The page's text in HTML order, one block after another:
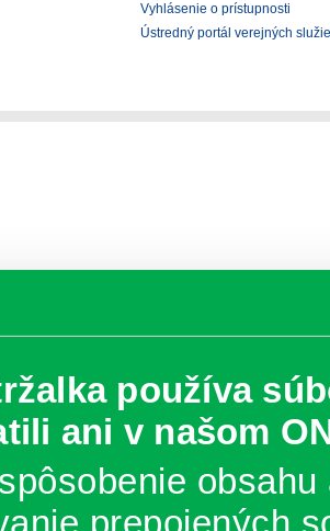
používa
ani v našom
Vyhlásenie o prístupnosti
Ústredný portál verejných